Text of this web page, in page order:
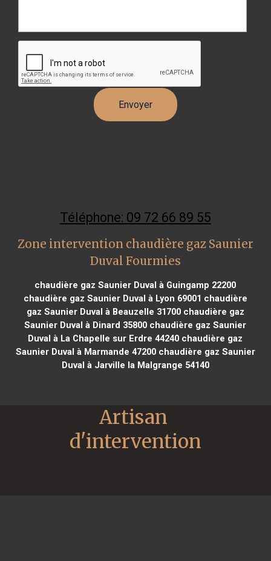
Téléphone: 09 72 66 89 55
Zone intervention chaudière gaz Saunier
Duval Fourmies
chaudière gaz Saunier Duval à Guingamp 22200
chaudière gaz Saunier Duval à Lyon 69001 chaudière
gaz Saunier Duval à Beauzelle 31700chaudière gaz
Saunier Duval à Dinard 35800 chaudière gaz Saunier
Duval à La Chapelle sur Erdre 44240 chaudière gaz
Saunier Duval à Marmande 47200chaudière gaz Saunier
Duval à Jarville la Malgrange 54140
Artisan
d'intervention